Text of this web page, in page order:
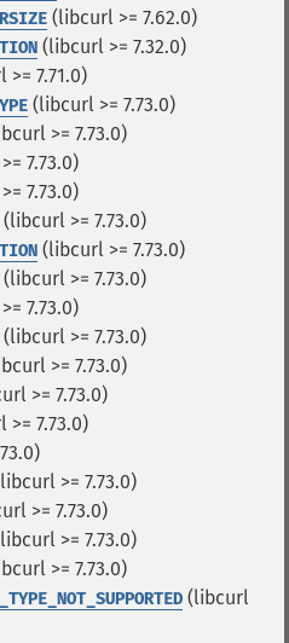
(libcurl >= 7.62.0)
(libcurl >= 7.32.0)
7.71.0)
(libcurl >= 7.73.0)
>= 7.73.0)
7.73.0)
7.73.0)
(libcurl >= 7.73.0)
(libcurl >= 7.73.0)
(libcurl >= 7.73.0)
7.73.0)
(libcurl >= 7.73.0)
>= 7.73.0)
>= 7.73.0)
7.73.0)
>= 7.73.0)
>= 7.73.0)
>= 7.73.0)
>= 7.73.0)
(libcurl